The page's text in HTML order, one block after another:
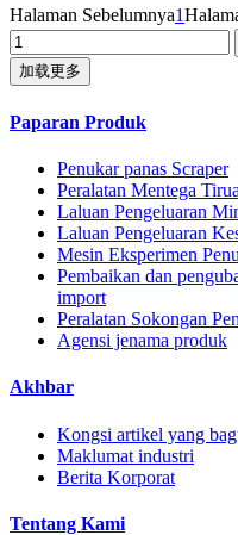
Halaman Sebelumnya1
加载更多
Paparan Produk
Penukar panas Scraper
Peralatan Mentega
Laluan Pengeluaran
Laluan Pengeluaran
Mesin Eksperimen
Pembaikan dan
import
Peralatan Sokongan
Agensi jenama produk
Akhbar
Kongsi artikel yang
Maklumat industri
Berita Korporat
Tentang Kami